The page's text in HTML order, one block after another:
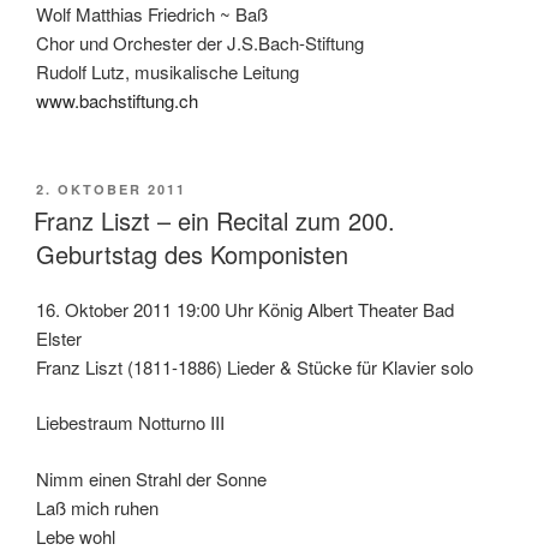
Wolf Matthias Friedrich ~ Baß
Chor und Orchester der J.S.Bach-Stiftung
Rudolf Lutz, musikalische Leitung
www.bachstiftung.ch
VERÖFFENTLICHT
AM
2. OKTOBER 2011
Franz Liszt – ein Recital zum 200.
Geburtstag des Komponisten
16. Oktober 2011 19:00 Uhr König Albert Theater Bad
Elster
Franz Liszt (1811-1886) Lieder & Stücke für Klavier solo
Liebestraum Notturno III
Nimm einen Strahl der Sonne
Laß mich ruhen
Lebe wohl